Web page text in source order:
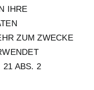
IHRE
ZUM ZWECKE
21 ABS. 2